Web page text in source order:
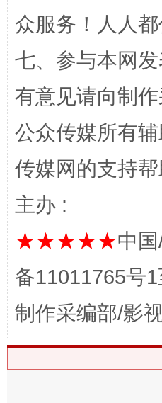
众服务！人人都
七、参与本网
有意见请向制
公众传媒所有
传媒网的支持
主办 :
★★★★★中
备11011765号
制作采编部/影